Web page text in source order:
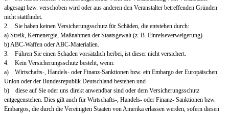
abgesagt bzw. verschoben wird oder aus anderen den Veranstalter betreffenden Gründen
nicht stattfindet.
2. Sie haben keinen Versicherungsschutz für Schäden, die entstehen durch:
a) Streik, Kernenergie, Maßnahmen der Staatsgewalt (z. B. Einreiseverweigerung)
b) ABC-Waffen oder ABC-Materialien.
3. Führen Sie einen Schaden vorsätzlich herbei, ist dieser nicht versichert.
4. Kein Versicherungsschutz besteht, wenn:
a) Wirtschafts-, Handels- oder Finanz-Sanktionen bzw. ein Embargo der Europäischen
Union oder der Bundesrepublik Deutschland bestehen und
b) diese auf Sie oder uns direkt anwendbar sind oder dem Versicherungsschutz
entgegenstehen. Dies gilt auch für Wirtschafts-, Handels- oder Finanz- Sanktionen bzw.
Embargos, die durch die Vereinigten Staaten von Amerika erlassen werden, sofern diesen